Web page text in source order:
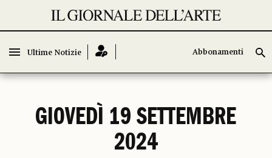
Ultime Notizie Abbonamenti
Ultime Notizie Abbonamenti
GIOVEDÌ 19 SETTEMBRE
2024